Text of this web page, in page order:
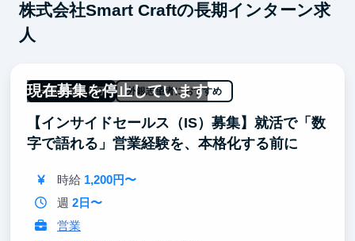
株式会社Smart Craftの長期インターン求
人
現在募集を停止しています
一部リモート可 外銀志望者におすすめ
【インサイドセールス（IS）募集】就活で「数
字で語れる」営業経験を、本格化する前に
時給 1,200円〜
週 2日〜
営業